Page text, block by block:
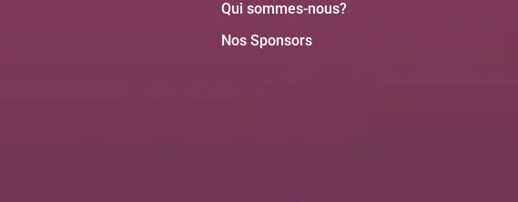
Qui sommes-nous?
Nos Sponsors